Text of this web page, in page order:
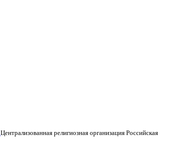
Централизованная религиозная организация Российская